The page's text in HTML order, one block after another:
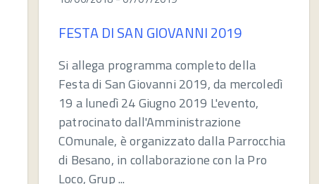
FESTA DI SAN GIOVANNI 2019
Si allega programma completo della
Festa di San Giovanni 2019, da mercoledì
19 a lunedì 24 Giugno 2019 L'evento,
patrocinato dall'Amministrazione
COmunale, è organizzato dalla Parrocchia
di Besano, in collaborazione con la Pro
Loco, Grup ...